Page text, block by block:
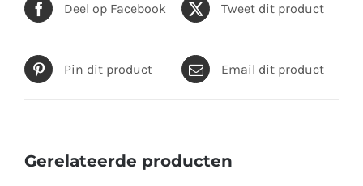
Deel op Facebook Tweet dit product
Pin dit product Email dit product
Gerelateerde producten